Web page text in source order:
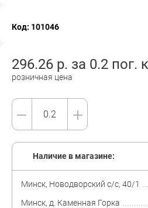
Код: 101046
296.26 р. за 0.2 пог.
розничная цена
Наличие в магазине:
Минск, Новодворский с/с, 40/1
Минск, д. Каменная Горка